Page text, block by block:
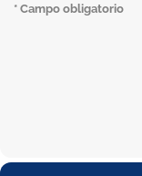
* Campo obligatorio